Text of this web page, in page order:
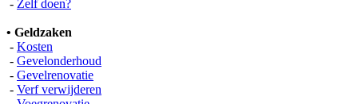
- Zelf doen?
• Geldzaken
- Kosten
- Gevelonderhoud
- Gevelrenovatie
- Verf verwijderen